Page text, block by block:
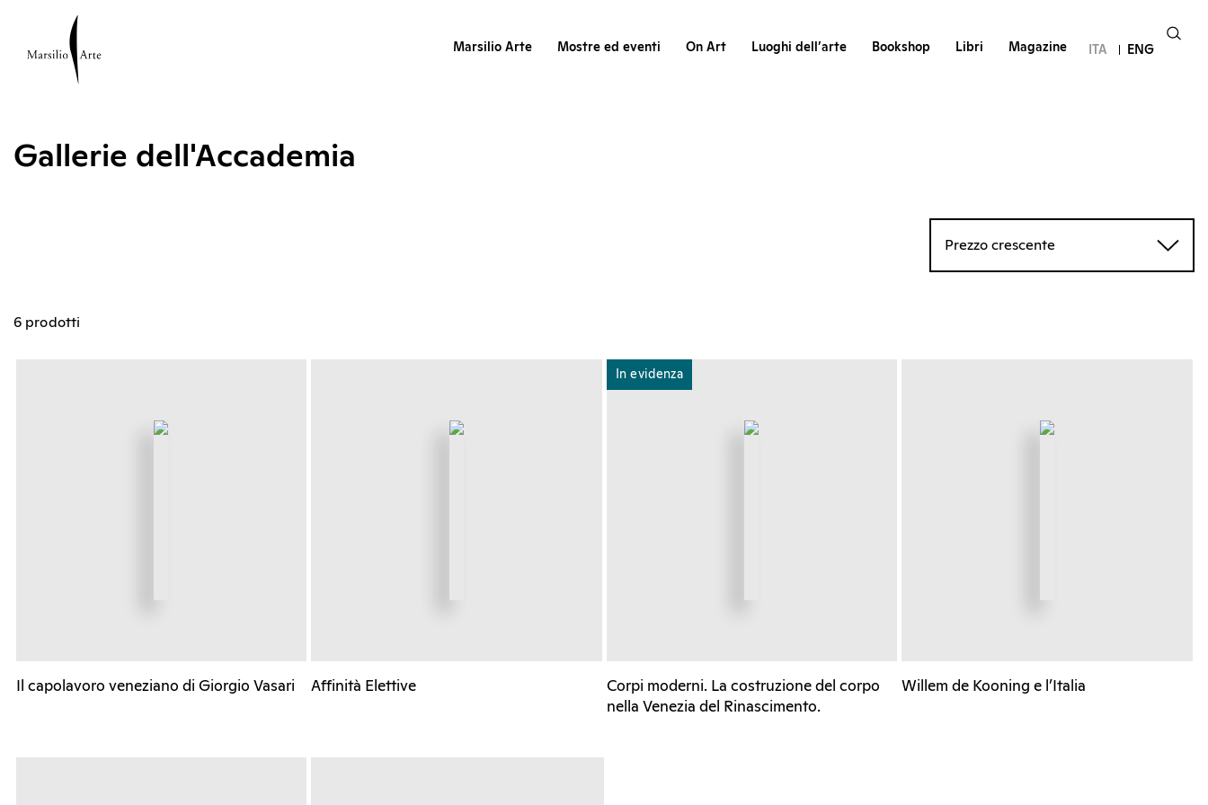
Marsilio Arte Mostre ed eventi On Art Luoghi dell’arte Bookshop Libri Magazine ITA ENG
Gallerie dell'Accademia
Prezzo crescente
6 prodotti
Il capolavoro veneziano di Giorgio Vasari Affinità Elettive
In evidenza
Corpi moderni. La costruzione del corpo
nella Venezia del Rinascimento.
Willem de Kooning e l’Italia